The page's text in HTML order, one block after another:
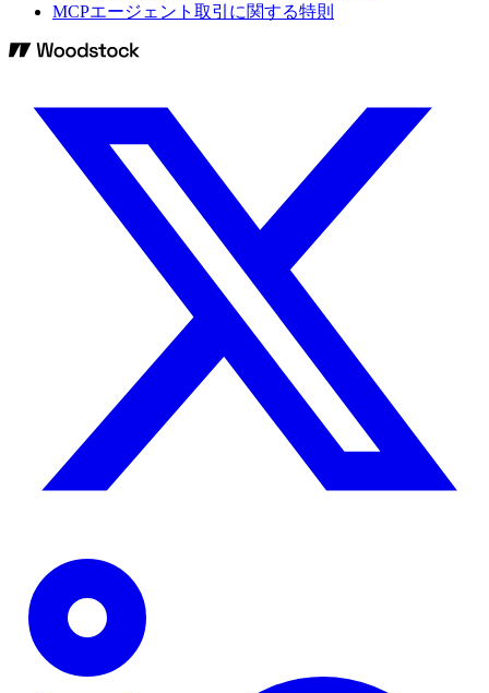
MCPエージェント取引に関する特則